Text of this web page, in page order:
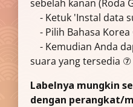
sebelah kanan (Roda
- Ketuk 'Instal data
- Pilih Bahasa
- Kemudian Anda
suara yang tersedia ⑦
Labelnya mungkin
dengan perangkat/